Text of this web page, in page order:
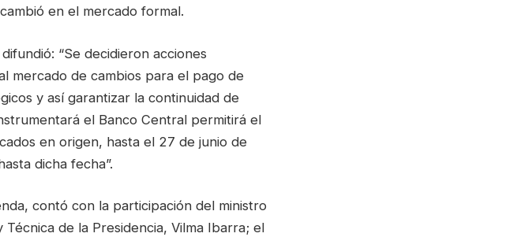
en el mercado formal.
“Se decidieron acciones
mercado de cambios para el pago de
y así garantizar la continuidad de
el Banco Central permitirá el
en origen, hasta el 27 de junio de
dicha fecha”.
contó con la participación del ministro
de la Presidencia, Vilma Ibarra; el